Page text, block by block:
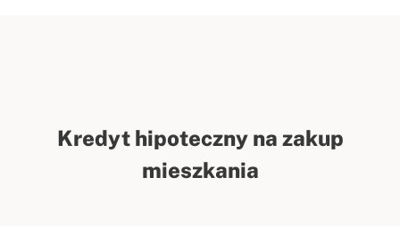
Kredyt hipoteczny na zakup
mieszkania